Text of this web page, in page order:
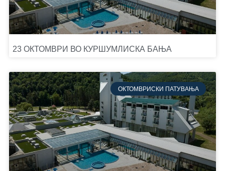
23 ОКТОМВРИ ВО КУРШУМЛИСКА БАЊА
ОКТОМВРИСКИ ПАТУВАЊА